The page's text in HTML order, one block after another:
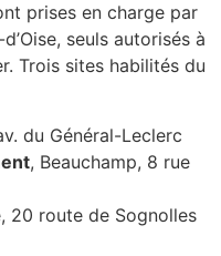
prises en charge par
seuls autorisés à
Trois sites habilités du
du Général-Leclerc
, Beauchamp, 8 rue
20 route de Sognolles